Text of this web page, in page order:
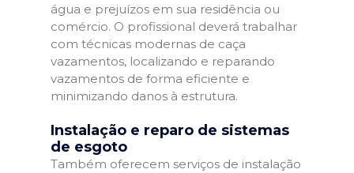
água e prejuízos em sua residência ou
comércio. O profissional deverá trabalhar
com técnicas modernas de caça
vazamentos, localizando e reparando
vazamentos de forma eficiente e
minimizando danos à estrutura.
Instalação e reparo de sistemas
de esgoto
Também oferecem serviços de instalação